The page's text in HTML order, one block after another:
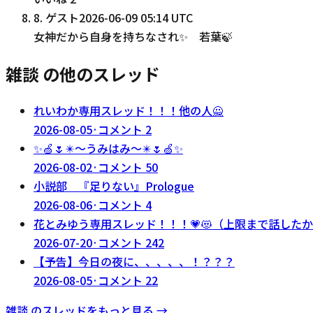
8. ゲスト2026-06-09 05:14 UTC
女神だから自身を持ちなされ✨ 若葉🍃
雑談 の他のスレッド
れいわか専用スレッド！！！他の人🙅
2026-08-05· コメント 2
✨️🍏🌷✴️〜うみはみ〜✴️🌷🍏✨️
2026-08-02· コメント 50
小説部 『足りない』Prologue
2026-08-06· コメント 4
花とみゆう専用スレッド！！！💗😻（上限まで話したか
2026-07-20· コメント 242
【予告】今日の夜に、、、、、！？？？
2026-08-05· コメント 22